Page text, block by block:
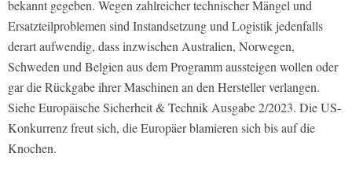
bekannt gegeben. Wegen zahlreicher technischer Mängel und
Ersatzteilproblemen sind Instandsetzung und Logistik jedenfalls
derart aufwendig, dass inzwischen Australien, Norwegen,
Schweden und Belgien aus dem Programm aussteigen wollen oder
gar die Rückgabe ihrer Maschinen an den Hersteller verlangen.
SieheEuropäische Sicherheit & Technik Ausgabe 2/2023. Die US-
Konkurrenz freut sich, die Europäer blamieren sich bis auf die
Knochen.